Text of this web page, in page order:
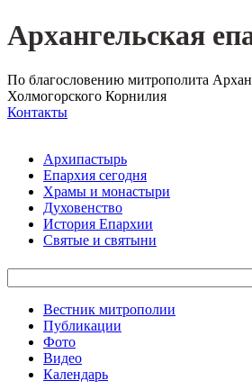
Архангельская
По благословению митрополита
Холмогорского Корнилия
Контакты
Архипастырь
Епархия сегодня
Храмы и монастыри
Духовенство
История Епархии
Святые и святыни
Вестник митрополии
Публикации
Фото
Видео
Календарь